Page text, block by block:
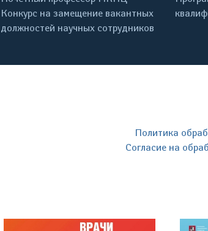
Конкурс на замещение вакантных
должностей научных сотрудников
Политика
Согласие на